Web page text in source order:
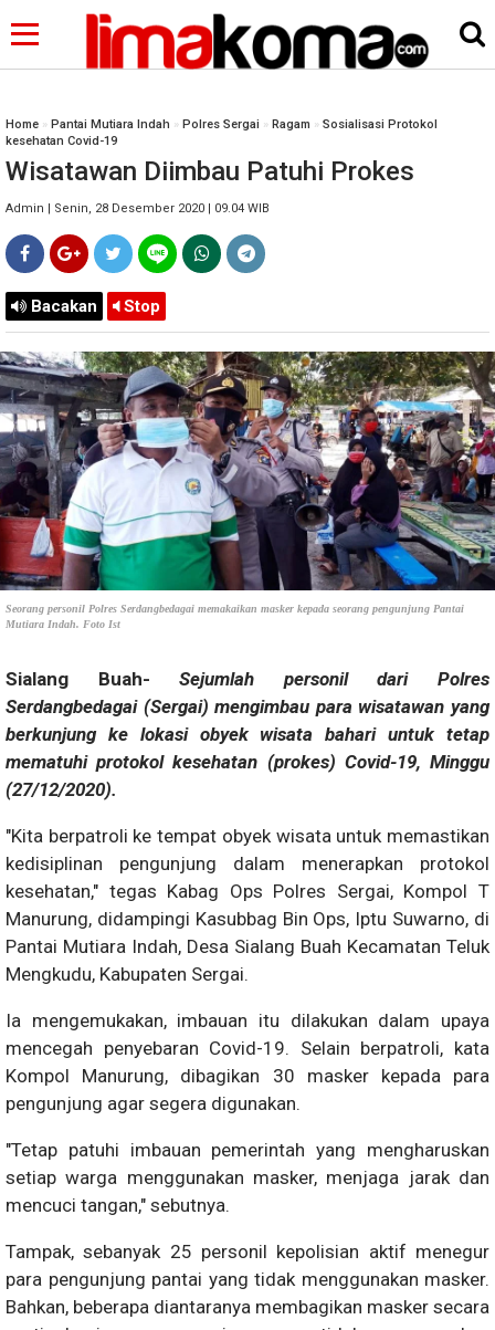
Home » Pantai Mutiara Indah » Polres Sergai » Ragam » Sosialisasi Protokol
kesehatan Covid-19
Wisatawan Diimbau Patuhi Prokes
Admin | Senin, 28 Desember 2020 | 09.04 WIB
Bacakan Stop
Seorang personil Polres Serdangbedagai memakaikan masker kepada seorang pengunjung Pantai
Mutiara Indah. Foto Ist
Sialang Buah- Sejumlah personil dari Polres
Serdangbedagai (Sergai) mengimbau para wisatawan yang
berkunjung ke lokasi obyek wisata bahari untuk tetap
mematuhi protokol kesehatan (prokes) Covid-19, Minggu
(27/12/2020).
"Kita berpatroli ke tempat obyek wisata untuk memastikan
kedisiplinan pengunjung dalam menerapkan protokol
kesehatan," tegas Kabag Ops Polres Sergai, Kompol T
Manurung, didampingi Kasubbag Bin Ops, Iptu Suwarno, di
Pantai Mutiara Indah, Desa Sialang Buah Kecamatan Teluk
Mengkudu, Kabupaten Sergai.
Ia mengemukakan, imbauan itu dilakukan dalam upaya
mencegah penyebaran Covid-19. Selain berpatroli, kata
Kompol Manurung, dibagikan 30 masker kepada para
pengunjung agar segera digunakan.
"Tetap patuhi imbauan pemerintah yang mengharuskan
setiap warga menggunakan masker, menjaga jarak dan
mencuci tangan," sebutnya.
Tampak, sebanyak 25 personil kepolisian aktif menegur
para pengunjung pantai yang tidak menggunakan masker.
Bahkan, beberapa diantaranya membagikan masker secara